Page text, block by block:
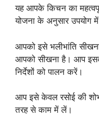
यह आपके किचन का
योजना के अनुसार उपयोग
आपको इसे भलीभांति
आपको सीखना है। आप
निर्देशों को पालन करें।
आप इसे केवल रसोई की
तरह से काम में लें।